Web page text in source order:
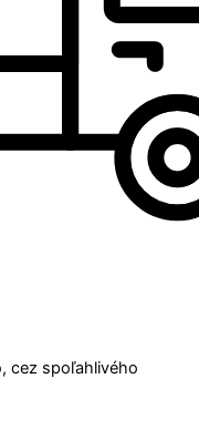
cez spoľahlivého